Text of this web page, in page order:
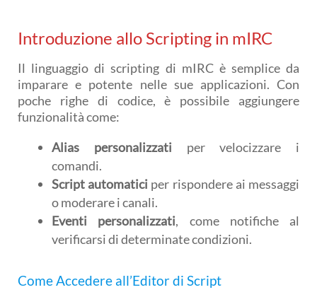
Introduzione allo Scripting in mIRC
Il linguaggio di scripting di mIRC è semplice da
imparare e potente nelle sue applicazioni. Con
poche righe di codice, è possibile aggiungere
funzionalità come:
Alias personalizzati per velocizzare i
comandi.
Script automatici per rispondere ai messaggi
o moderare i canali.
Eventi personalizzati, come notifiche al
verificarsi di determinate condizioni.
Come Accedere all’Editor di Script